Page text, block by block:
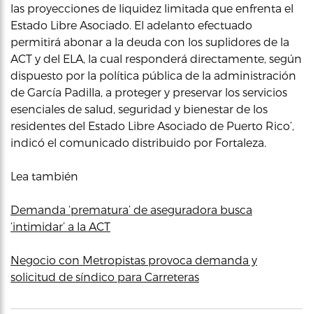
las proyecciones de liquidez limitada que enfrenta el
Estado Libre Asociado. El adelanto efectuado
permitirá abonar a la deuda con los suplidores de la
ACT y del ELA, la cual responderá directamente, según
dispuesto por la política pública de la administración
de García Padilla, a proteger y preservar los servicios
esenciales de salud, seguridad y bienestar de los
residentes del Estado Libre Asociado de Puerto Rico’,
indicó el comunicado distribuido por Fortaleza.
Lea también
Demanda ‘prematura’ de aseguradora busca
‘intimidar’ a la ACT
Negocio con Metropistas provoca demanda y
solicitud de síndico para Carreteras